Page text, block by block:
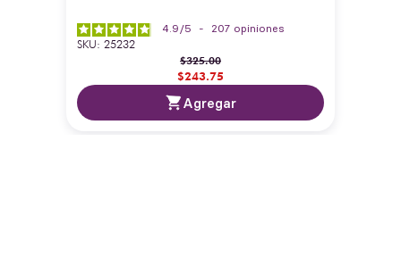
4.9 /5 - 207 opiniones
SKU: 25232
$325.00
$243.75
Agregar